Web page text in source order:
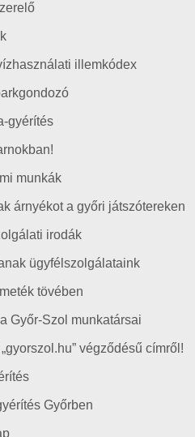
illemkódex
gyérítés
munkák
árnyékot a győri játszótereken
irodák
ügyfélszolgálataink
tövében
Győr-Szol munkatársai
végződésű címről!
Győrben